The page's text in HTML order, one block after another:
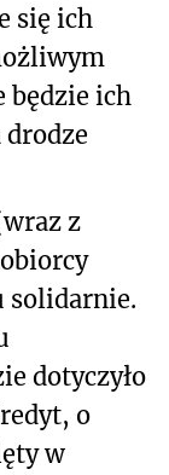
się ich
będzie ich
drodze
z
solidarnie.
dotyczyło
o
w